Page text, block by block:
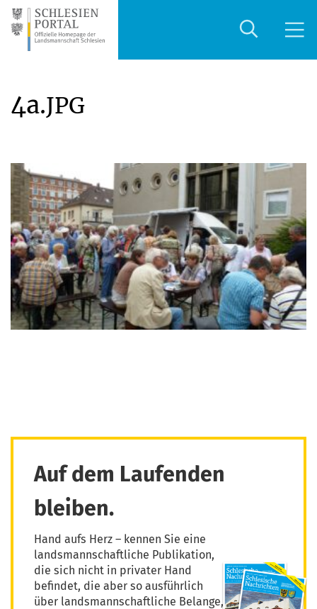
4a.JPG
Auf dem Laufenden
bleiben.
Hand aufs Herz – kennen Sie eine
landsmannschaftliche Publikation,
die sich nicht in privater Hand
befindet, die aber so ausführlich
über landsmannschaftliche Belange,